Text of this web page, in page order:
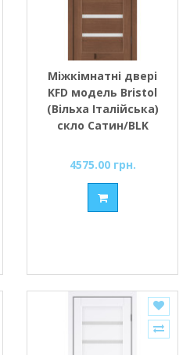
Міжкімнатні двері
KFD модель Bristol
(Вільха Італійська)
скло Сатин/BLK
4575.00 грн.